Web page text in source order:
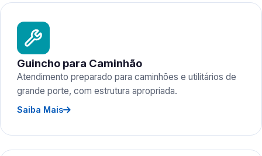
Guincho para Caminhão
Atendimento preparado para caminhões e utilitários de
grande porte, com estrutura apropriada.
Saiba Mais